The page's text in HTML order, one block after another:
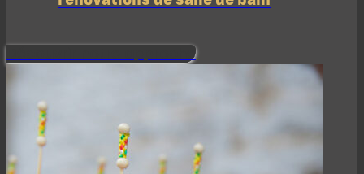
Découvrir notre approche